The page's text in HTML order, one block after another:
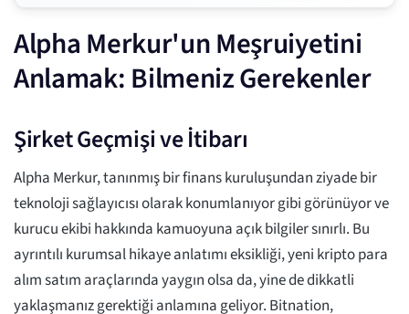
Alpha Merkur'un Meşruiyetini
Anlamak: Bilmeniz Gerekenler
Şirket Geçmişi ve İtibarı
Alpha Merkur, tanınmış bir finans kuruluşundan ziyade bir
teknoloji sağlayıcısı olarak konumlanıyor gibi görünüyor ve
kurucu ekibi hakkında kamuoyuna açık bilgiler sınırlı. Bu
ayrıntılı kurumsal hikaye anlatımı eksikliği, yeni kripto para
alım satım araçlarında yaygın olsa da, yine de dikkatli
yaklaşmanız gerektiği anlamına geliyor. Bitnation,